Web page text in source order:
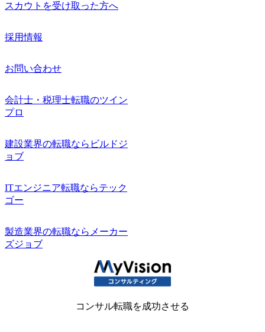
スカウトを受け取った方へ
採用情報
お問い合わせ
会計士・税理士転職のツイン
プロ
建設業界の転職ならビルドジ
ョブ
ITエンジニア転職ならテック
ゴー
製造業界の転職ならメーカー
ズジョブ
コンサル転職を成功させる